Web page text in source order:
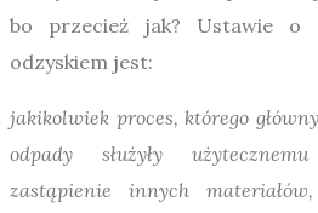
bo przecież jak? Ustawie o
odzyskiem jest:
jakikolwiek proces, którego
odpady służyły
zastąpienie innych